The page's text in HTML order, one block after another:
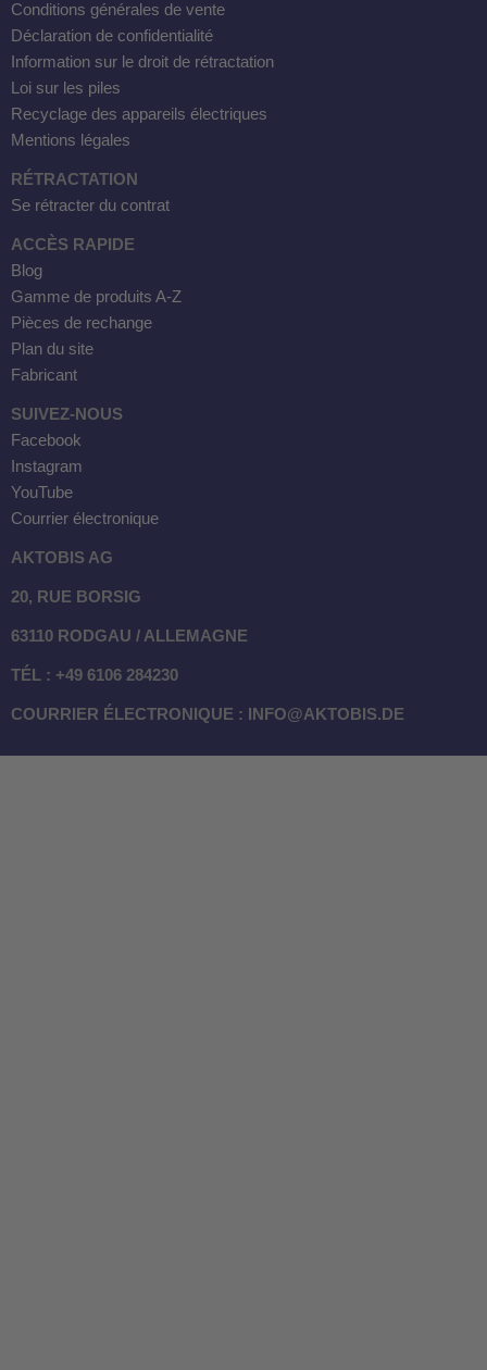
Conditions générales de vente
Déclaration de confidentialité
Information sur le droit de rétractation
Loi sur les piles
Recyclage des appareils électriques
Mentions légales
RÉTRACTATION
Se rétracter du contrat
ACCÈS RAPIDE
Blog
Gamme de produits A-Z
Pièces de rechange
Plan du site
Fabricant
SUIVEZ-NOUS
Facebook
Instagram
YouTube
Courrier électronique
AKTOBIS AG
20, RUE BORSIG
63110 RODGAU / ALLEMAGNE
TÉL : +49 6106 284230
COURRIER ÉLECTRONIQUE : INFO@AKTOBIS.DE